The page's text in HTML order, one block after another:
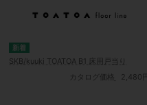
SKB/kuuki TOATOA B1 床用戸当り
カタログ価格
2,480円